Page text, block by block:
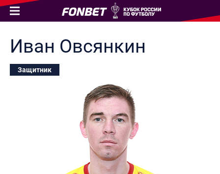
Иван Овсянкин
Защитник